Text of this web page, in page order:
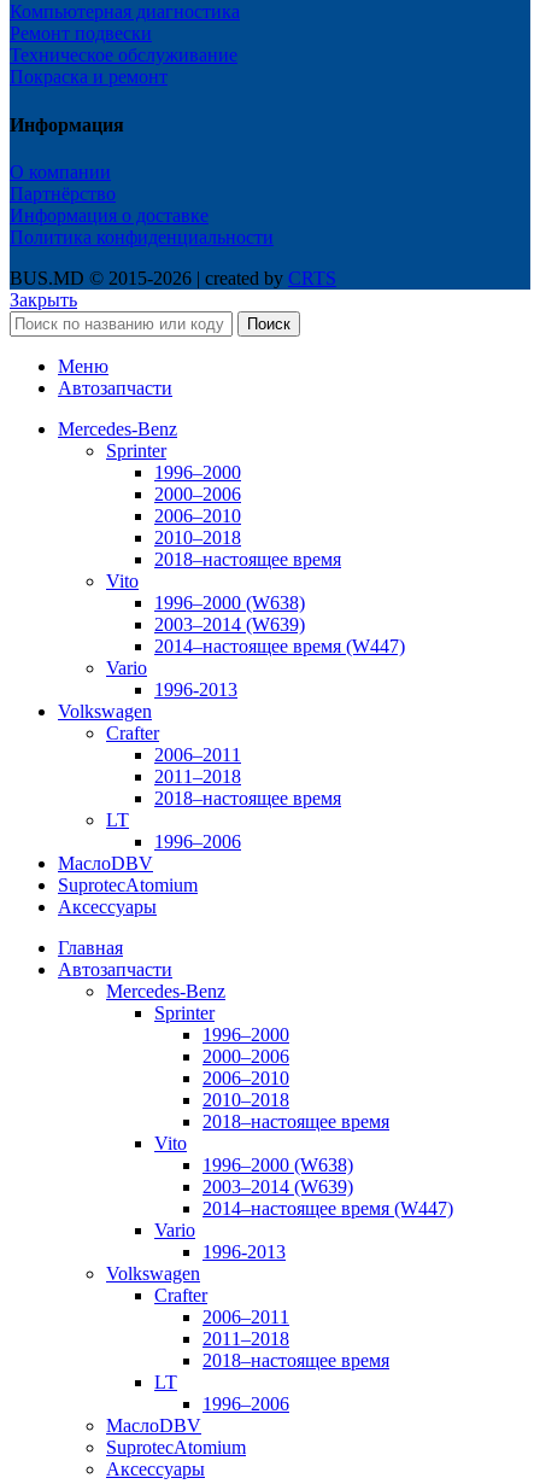
Компьютерная диагностика
Ремонт подвески
Техническое обслуживание
Покраска и ремонт
Информация
О компании
Партнёрство
Информация о доставке
Политика конфиденциальности
BUS.MD © 2015-2026 | created by CRTS
Закрыть
Поиск
Меню
Автозапчасти
Mercedes-Benz
Sprinter
1996–2000
2000–2006
2006–2010
2010–2018
2018–настоящее время
Vito
1996–2000 (W638)
2003–2014 (W639)
2014–настоящее время (W447)
Vario
1996-2013
Volkswagen
Crafter
2006–2011
2011–2018
2018–настоящее время
LT
1996–2006
МаслоDBV
SuprotecAtomium
Аксессуары
Главная
Автозапчасти
Mercedes-Benz
Sprinter
1996–2000
2000–2006
2006–2010
2010–2018
2018–настоящее время
Vito
1996–2000 (W638)
2003–2014 (W639)
2014–настоящее время (W447)
Vario
1996-2013
Volkswagen
Crafter
2006–2011
2011–2018
2018–настоящее время
LT
1996–2006
МаслоDBV
SuprotecAtomium
Аксессуары